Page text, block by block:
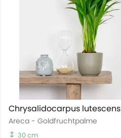
Chrysalidocarpus lutescens
Areca - Goldfruchtpalme
30 cm